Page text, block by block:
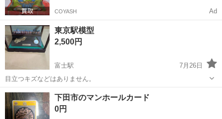
COYASH Ad
東京駅模型
2,500円
富士駅
7月26日
目立つキズなどはありません。
静岡 富士市 富士駅
下田市のマンホールカード
0円